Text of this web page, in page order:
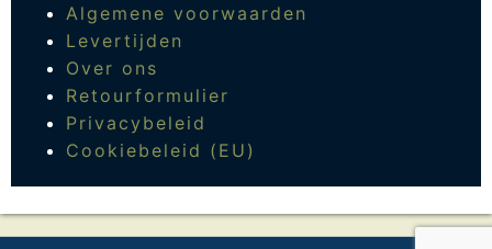
Algemene voorwaarden
Levertijden
Over ons
Retourformulier
Privacybeleid
Cookiebeleid (EU)